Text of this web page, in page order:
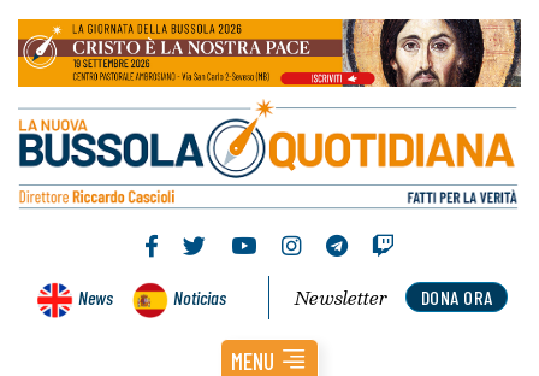
News Noticias DONA ORA
Newsletter
MENU